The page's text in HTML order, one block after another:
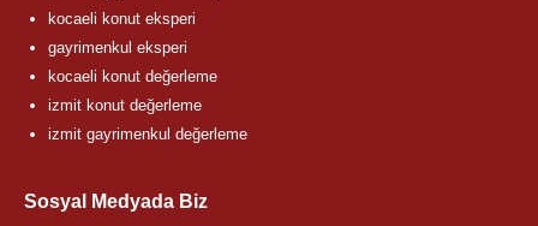
kocaeli konut eksperi
gayrimenkul eksperi
kocaeli konut değerleme
izmit konut değerleme
izmit gayrimenkul değerleme
Sosyal Medyada Biz